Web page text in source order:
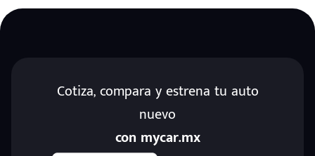
Cotiza, compara y estrena tu auto
nuevo
con mycar.mx